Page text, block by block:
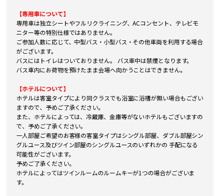
【専用車について】
専用車は独立シートやフルリクライニング、ACコンセント、テレビモ
ニター等の特別仕様ではありません。
ご参加人数に応じて、中型バス・小型バス・その他車両を利用する場合
がございます。
バスにはトイレはついておりません。 バス車中は禁煙となります。
バス車内にお荷物を預けたまま会場へ向かうことはできません。
【ホテルについて】
ホテルは客室タイプにより同クラスでも浴室に浴槽が無い場合もござい
ますので、予めご了承ください。
また、ホテルによっては、冷蔵庫、金庫等がないホテルもございますの
で、予めご了承ください。
一人部屋ご希望のお客様の客室タイプはシングル部屋、ダブル部屋シン
グルユース及びツイン部屋のシングルユースのいずれかの 手配になる
可能性がございます。
予めご了承ください。
ホテルによってはツインルームのルームキーが1つの場合がございま
す。